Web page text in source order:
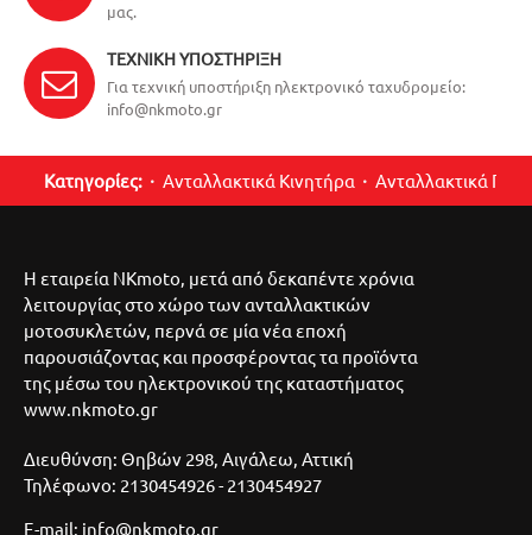
μας.
ΤΕΧΝΙΚΉ ΥΠΟΣΤΉΡΙΞΗ
Για τεχνική υποστήριξη ηλεκτρονικό ταχυδρομείο:
info@nkmoto.gr
Κατηγορίες: Ανταλλακτικά Κινητήρα Ανταλλακτικά
Η εταιρεία NKmoto, μετά από δεκαπέντε χρόνια
λειτουργίας στο χώρο των ανταλλακτικών
μοτοσυκλετών, περνά σε μία νέα εποχή
παρουσιάζοντας και προσφέροντας τα προϊόντα
της μέσω του ηλεκτρονικού της καταστήματος
www.nkmoto.gr
Διευθύνση: Θηβών 298, Αιγάλεω, Αττική
Τηλέφωνο: 2130454926 - 2130454927
E-mail: info@nkmoto.gr